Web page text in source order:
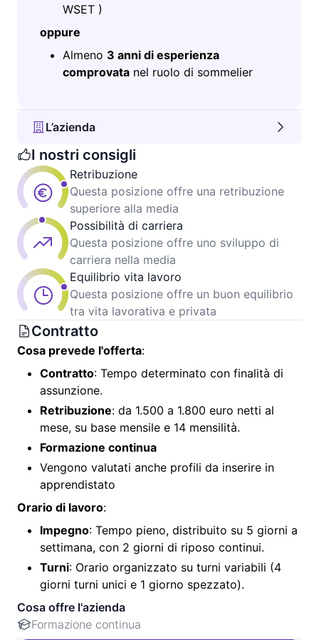
WSET )
oppure
Almeno 3 anni di esperienza
comprovata nel ruolo di sommelier
L’azienda
I nostri consigli
Retribuzione
Questa posizione offre una retribuzione
superiore alla media
Possibilità di carriera
Questa posizione offre uno sviluppo di
carriera nella media
Equilibrio vita lavoro
Questa posizione offre un buon equilibrio
tra vita lavorativa e privata
Contratto
Cosa prevede l'offerta:
Contratto: Tempo determinato con finalità di
assunzione.
Retribuzione: da 1.500 a 1.800 euro netti al
mese, su base mensile e 14 mensilità.
Formazione continua
Vengono valutati anche profili da inserire in
apprendistato
Orario di lavoro:
Impegno: Tempo pieno, distribuito su 5 giorni a
settimana, con 2 giorni di riposo continui.
Turni: Orario organizzato su turni variabili (4
giorni turni unici e 1 giorno spezzato).
Cosa offre l'azienda
Formazione continua